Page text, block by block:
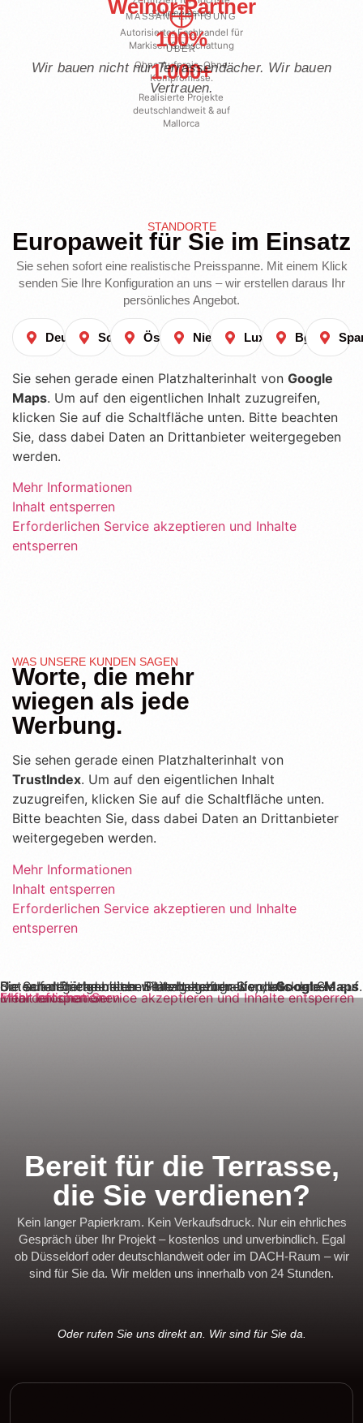
Schneelasten
Weinor-Partner
Autorisierter Fachhandel für
Markisen & Beschattung
MASSANFERTIGUNG
100%
Ohne Aufpreis. Ohne
Kompromisse.
ÜBER
1.000+
Realisierte Projekte
deutschlandweit & auf
Mallorca
Wir bauen nicht nur Terrassendächer. Wir bauen
Vertrauen.
STANDORTE
Europaweit für Sie im Einsatz
Sie sehen sofort eine realistische Preisspanne. Mit einem Klick
senden Sie Ihre Konfiguration an uns – wir erstellen daraus Ihr
persönliches Angebot.
DeutschlandSchweizÖsterreichNiederlandeLuxemburgBelgien
Sie sehen gerade einen Platzhalterinhalt von Google
Maps. Um auf den eigentlichen Inhalt zuzugreifen,
klicken Sie auf die Schaltfläche unten. Bitte beachten
Sie, dass dabei Daten an Drittanbieter weitergegeben
werden.
Mehr Informationen
Inhalt entsperren
Erforderlichen Service akzeptieren und Inhalte
entsperren
WAS UNSERE KUNDEN SAGEN
Worte, die mehr
wiegen als jede
Werbung.
Sie sehen gerade einen Platzhalterinhalt von
TrustIndex. Um auf den eigentlichen Inhalt
zuzugreifen, klicken Sie auf die Schaltfläche unten.
Bitte beachten Sie, dass dabei Daten an Drittanbieter
weitergegeben werden.
Mehr Informationen
Inhalt entsperren
Erforderlichen Service akzeptieren und Inhalte
entsperren
Sie sehen gerade einen Platzhalterinhalt vonGoogle Maps
. Um auf den eigentlichen Inhalt zuzugreifen, klicken Sie auf die Schaltfläche unten. Bitte beachten Sie, dass dabei Daten an Drittanbieter weitergegeben werden.
Mehr Informationen
Inhalt entsperren
Erforderlichen Service akzeptieren und Inhalte entsperren
Bereit für die Terrasse,
die Sie verdienen?
Kein langer Papierkram. Kein Verkaufsdruck. Nur ein ehrliches
Gespräch über Ihr Projekt – kostenlos und unverbindlich. Egal
ob Düsseldorf oder deutschlandweit oder im DACH-Raum – wir
sind für Sie da. Wir melden uns innerhalb von 24 Stunden.
Oder rufen Sie uns direkt an. Wir sind für Sie da.